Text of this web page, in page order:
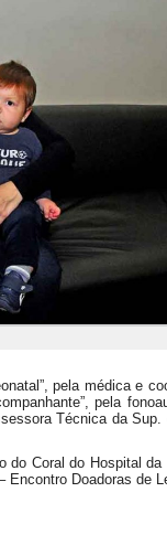
pela médica e
pela
Técnica da
do Coral do Hospital
Encontro Doadoras de